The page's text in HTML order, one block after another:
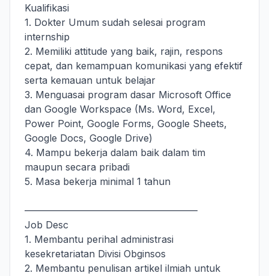
Kualifikasi
1. Dokter Umum sudah selesai program
internship
2. Memiliki attitude yang baik, rajin, respons
cepat, dan kemampuan komunikasi yang efektif
serta kemauan untuk belajar
3. Menguasai program dasar Microsoft Office
dan Google Workspace (Ms. Word, Excel,
Power Point, Google Forms, Google Sheets,
Google Docs, Google Drive)
4. Mampu bekerja dalam baik dalam tim
maupun secara pribadi
5. Masa bekerja minimal 1 tahun
——————————————————
Job Desc
1. Membantu perihal administrasi
kesekretariatan Divisi Obginsos
2. Membantu penulisan artikel ilmiah untuk